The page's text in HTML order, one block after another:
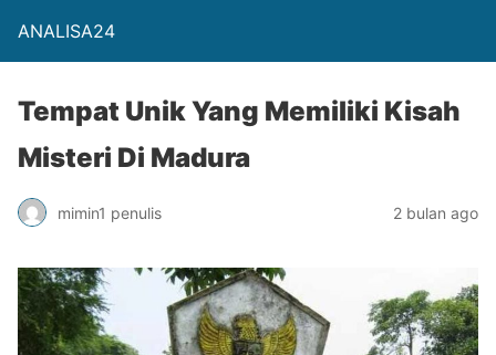
ANALISA24
Tempat Unik Yang Memiliki Kisah
Misteri Di Madura
mimin1 penulis 2 bulan ago